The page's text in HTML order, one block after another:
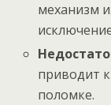
механизм
приводит
поломке.